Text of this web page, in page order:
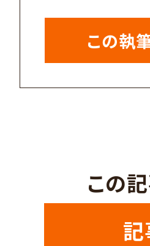
この執
この